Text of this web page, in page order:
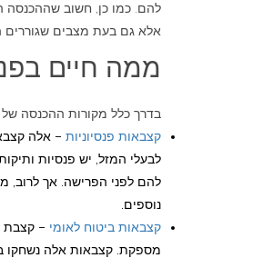
להם. כמו כן, חשוב שההכנסה
אלא גם בעת מצבים שגוררים
ממה חיים
בדרך כלל מקורות ההכנסה של
קצבאות פנסיוניות – אלה
להם לפני הפרישה. אך לרוב,
נוספים.
קצבאות ביטוח לאומי – קצבת
מספקת. קצבאות אלה נשחקו